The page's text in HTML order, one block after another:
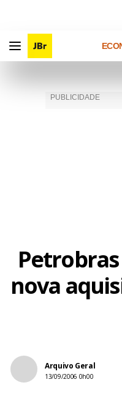
nova
Arquivo Geral
13/09/2006 0h00